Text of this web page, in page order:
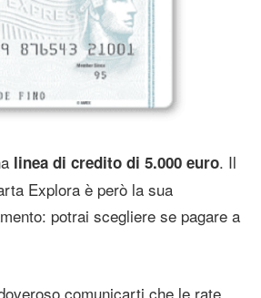
linea di credito di 5.000 euro. Il
Explora è però la sua
potrai scegliere se pagare a
comunicarti che le rate